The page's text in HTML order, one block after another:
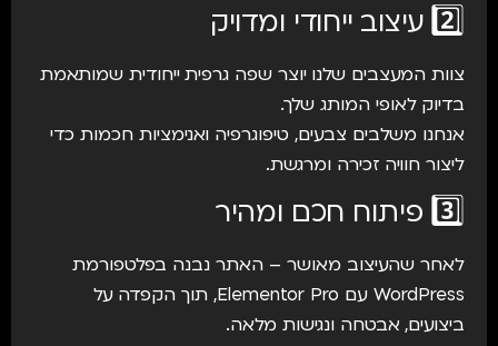
2️⃣ עיצוב ייחודי ומדויק
צוות המעצבים שלנו יוצר שפה גרפית ייחודית שמותאמת
בדיוק לאופי המותג שלך.
אנחנו משלבים צבעים, טיפוגרפיה ואנימציות חכמות כדי
ליצור חוויה זכירה ומרגשת.
3️⃣ פיתוח חכם ומהיר
לאחר שהעיצוב מאושר – האתר נבנה בפלטפורמת
WordPress עם Elementor Pro, תוך הקפדה על
ביצועים, אבטחה ונגישות מלאה.